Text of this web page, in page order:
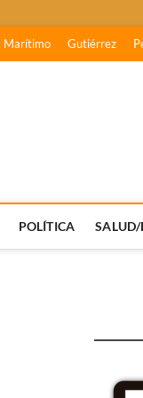
Marítimo Gutiérrez
POLÍTICA SALUD/